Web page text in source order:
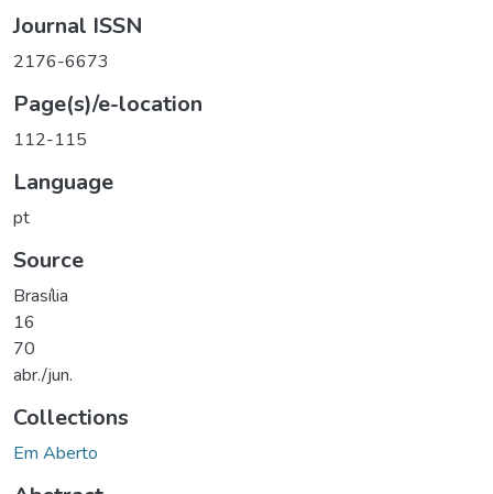
Journal ISSN
2176-6673
Page(s)/e-location
112-115
Language
pt
Source
Brasília
16
70
abr./jun.
Collections
Em Aberto